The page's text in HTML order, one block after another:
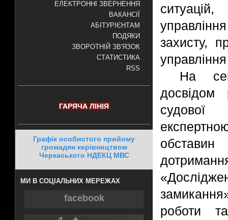
ЕЛЕКТРОННІ ЗВЕРНЕННЯ
ВАКАНСІЇ
АБІТУРІЄНТАМ
ПОДЯКИ
ЗВОРОТНІЙ ЗВ'ЯЗОК
СТАТИСТИКА
RSS
ГАРЯЧА ЛІНІЯ
Графік особистого прийому
громадян керівництвом
Черкаського НДЕКЦ МВС
МИ В СОЦІАЛЬНИХ МЕРЕЖАХ
facebook
захисту,
На
досвідом
судової
роботи